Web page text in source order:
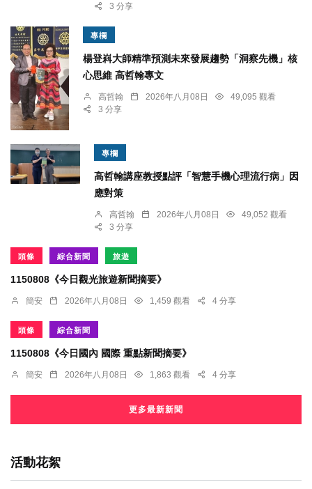
3 分享
專欄
楊登嵙大師精準預測未來發展趨勢「洞察先機」核
心思維 高哲翰專文
高哲翰 2026年八月08日
49,095 觀看
3 分享
專欄
高哲翰講座教授點評「智慧手機心理流行病」因
應對策
高哲翰 2026年八月08日
49,052 觀看
3 分享
頭條 綜合新聞 旅遊
1150808《今日觀光旅遊新聞摘要》
簡安 2026年八月08日 1,459 觀看 4 分享
頭條 綜合新聞
1150808《今日國內 國際 重點新聞摘要》
簡安 2026年八月08日 1,863 觀看 4 分享
更多最新新聞
活動花絮